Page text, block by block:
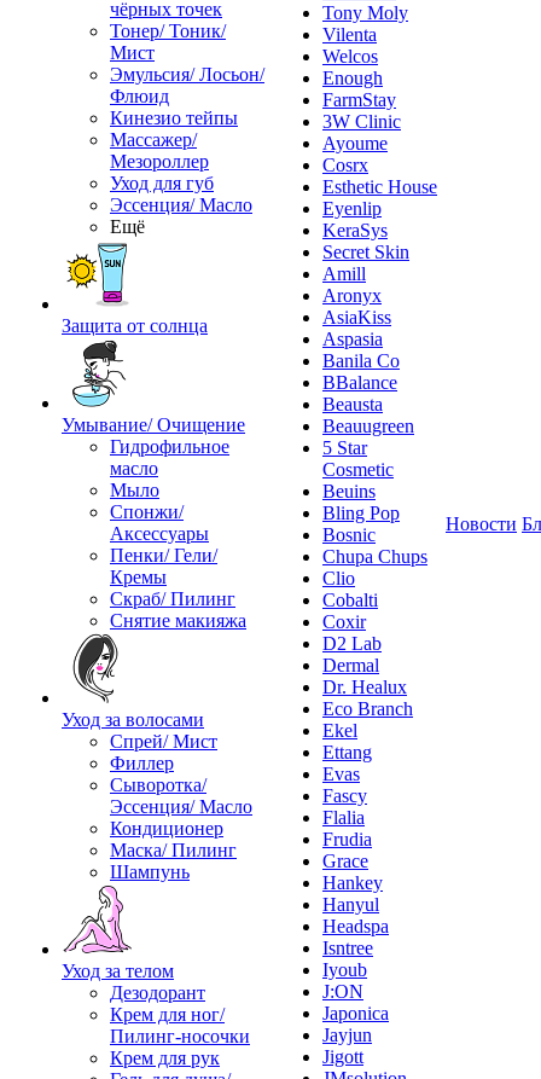
чёрных точек
Тонер/ Тоник/
Мист
Эмульсия/ Лосьон/
Флюид
Кинезио тейпы
Массажер/
Мезороллер
Уход для губ
Эссенция/ Масло
Ещё
Защита от солнца
Умывание/ Очищение
Гидрофильное
масло
Мыло
Спонжи/
Аксессуары
Пенки/ Гели/
Кремы
Скраб/ Пилинг
Снятие макияжа
Уход за волосами
Спрей/ Мист
Филлер
Сыворотка/
Эссенция/ Масло
Кондиционер
Маска/ Пилинг
Шампунь
Уход за телом
Дезодорант
Крем для ног/
Пилинг-носочки
Крем для рук
Tony Moly
Vilenta
Welcos
Enough
FarmStay
3W Clinic
Ayoume
Cosrx
Esthetic House
Eyenlip
KeraSys
Secret Skin
Amill
Aronyx
AsiaKiss
Aspasia
Banila Co
BBalance
Beausta
Beauugreen
5 Star
Cosmetic
Beuins
Bling Pop
Bosnic
Chupa Chups
Clio
Cobalti
Coxir
D2 Lab
Dermal
Dr. Healux
Eco Branch
Ekel
Ettang
Evas
Fascy
Flalia
Frudia
Grace
Hankey
Hanyul
Headspa
Isntree
Iyoub
J:ON
Japonica
Jayjun
Jigott
Новости